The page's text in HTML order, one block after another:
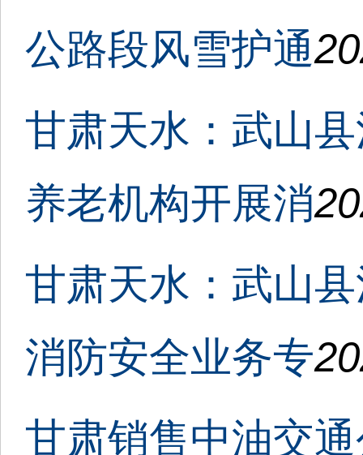
公路段风雪护通
甘肃天水：武山
养老机构开展消
甘肃天水：武山
消防安全业务专
甘肃销售中油交